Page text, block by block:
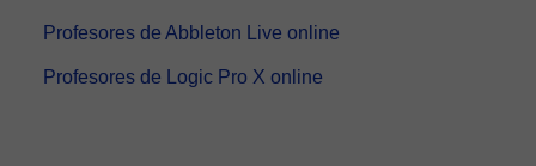
Profesores de Abbleton Live online
Profesores de Logic Pro X online